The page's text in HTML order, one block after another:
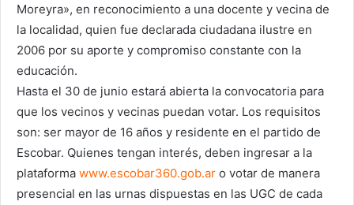
Moreyra», en reconocimiento a una docente y vecina de
la localidad, quien fue declarada ciudadana ilustre en
2006 por su aporte y compromiso constante con la
educación.
Hasta el 30 de junio estará abierta la convocatoria para
que los vecinos y vecinas puedan votar. Los requisitos
son: ser mayor de 16 años y residente en el partido de
Escobar. Quienes tengan interés, deben ingresar a la
plataforma www.escobar360.gob.ar o votar de manera
presencial en las urnas dispuestas en las UGC de cada